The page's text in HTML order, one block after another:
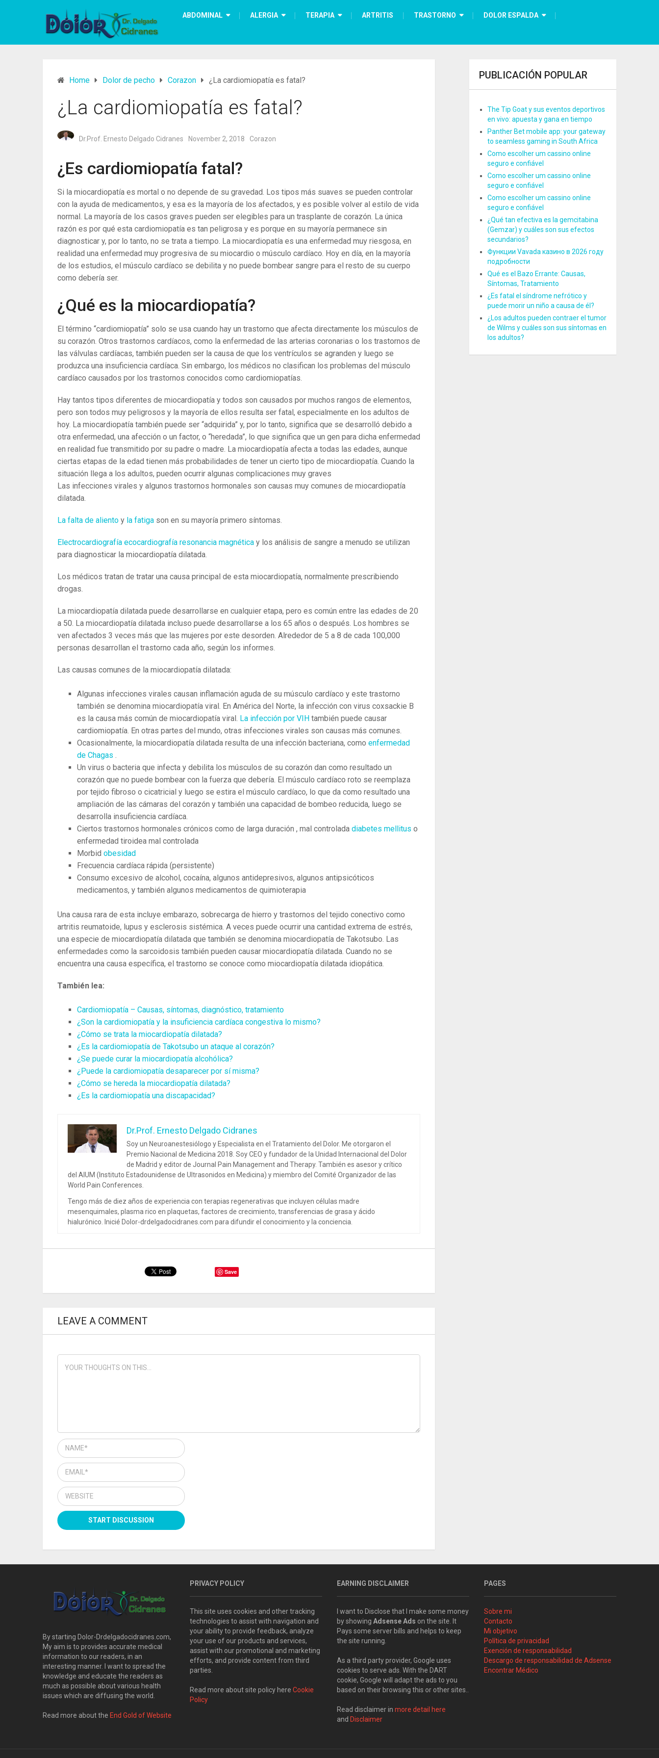
ABDOMINAL ALERGIA TERAPIA ARTRITIS TRASTORNO DOLOR ESPALDA
Home Dolor de pecho Corazon ¿La cardiomiopatía es fatal?
¿La cardiomiopatía es fatal?
Dr.Prof. Ernesto Delgado Cidranes November 2, 2018 Corazon
¿Es cardiomiopatía fatal?
Si la miocardiopatía es mortal o no depende de su gravedad. Los tipos más suaves se pueden controlar
con la ayuda de medicamentos, y esa es la mayoría de los afectados, y es posible volver al estilo de vida
normal. La mayoría de los casos graves pueden ser elegibles para un trasplante de corazón. La única
razón es por qué esta cardiomiopatía es tan peligrosa y es porque en su mayoría permanece sin
diagnosticar y, por lo tanto, no se trata a tiempo. La miocardiopatía es una enfermedad muy riesgosa, en
realidad una enfermedad muy progresiva de su miocardio o músculo cardíaco. Hoy en día, en la mayoría
de los estudios, el músculo cardíaco se debilita y no puede bombear sangre para el resto de su cuerpo
como debería ser.
¿Qué es la miocardiopatía?
El término “cardiomiopatía” solo se usa cuando hay un trastorno que afecta directamente los músculos de
su corazón. Otros trastornos cardíacos, como la enfermedad de las arterias coronarias o los trastornos de
las válvulas cardíacas, también pueden ser la causa de que los ventrículos se agranden y luego se
produzca una insuficiencia cardíaca. Sin embargo, los médicos no clasifican los problemas del músculo
cardíaco causados ​​por los trastornos conocidos como cardiomiopatías.
Hay tantos tipos diferentes de miocardiopatía y todos son causados ​​por muchos rangos de elementos,
pero son todos muy peligrosos y la mayoría de ellos resulta ser fatal, especialmente en los adultos de
hoy. La miocardiopatía también puede ser “adquirida” y, por lo tanto, significa que se desarrolló debido a
otra enfermedad, una afección o un factor, o “heredada”, lo que significa que un gen para dicha enfermedad
en realidad fue transmitido por su padre o madre. La miocardiopatía afecta a todas las edades, aunque
ciertas etapas de la edad tienen más probabilidades de tener un cierto tipo de miocardiopatía. Cuando la
situación llega a los adultos, pueden ocurrir algunas complicaciones muy graves
Las infecciones virales y algunos trastornos hormonales son causas muy comunes de miocardiopatía
dilatada.
La falta de aliento y la fatiga son ​​en su mayoría primero síntomas.
Electrocardiografía ecocardiografía resonancia magnética y los análisis de sangre a menudo se utilizan
para diagnosticar la miocardiopatía dilatada.
Los médicos tratan de tratar una causa principal de esta miocardiopatía, normalmente prescribiendo
drogas.
La miocardiopatía dilatada puede desarrollarse en cualquier etapa, pero es común entre las edades de 20
a 50. La miocardiopatía dilatada incluso puede desarrollarse a los 65 años o después. Los hombres se
ven afectados 3 veces más que las mujeres por este desorden. Alrededor de 5 a 8 de cada 100,000
personas desarrollan el trastorno cada año, según los informes.
Las causas comunes de la miocardiopatía dilatada:
Algunas infecciones virales causan inflamación aguda de su músculo cardíaco y este trastorno
también se denomina miocardiopatía viral. En América del Norte, la infección con virus coxsackie B
es la causa más común de miocardiopatía viral. La infección por VIH también puede causar
cardiomiopatía. En otras partes del mundo, otras infecciones virales son causas más comunes.
Ocasionalmente, la miocardiopatía dilatada resulta de una infección bacteriana, como enfermedad
de Chagas .
Un virus o bacteria que infecta y debilita los músculos de su corazón dan como resultado un
corazón que no puede bombear con la fuerza que debería. El músculo cardíaco roto se reemplaza
por tejido fibroso o cicatricial y luego se estira el músculo cardíaco, lo que da como resultado una
ampliación de las cámaras del corazón y también una capacidad de bombeo reducida, luego se
desarrolla insuficiencia cardíaca.
Ciertos trastornos hormonales crónicos como de larga duración , mal controlada diabetes mellitus o
enfermedad tiroidea mal controlada
Morbid obesidad
Frecuencia cardíaca rápida (persistente)
Consumo excesivo de alcohol, cocaína, algunos antidepresivos, algunos antipsicóticos
medicamentos, y también algunos medicamentos de quimioterapia
Una causa rara de esta incluye embarazo, sobrecarga de hierro y trastornos del tejido conectivo como
artritis reumatoide, lupus y esclerosis sistémica. A veces puede ocurrir una cantidad extrema de estrés,
una especie de miocardiopatía dilatada que también se denomina miocardiopatía de Takotsubo. Las
enfermedades como la sarcoidosis también pueden causar miocardiopatía dilatada. Cuando no se
encuentra una causa específica, el trastorno se conoce como miocardiopatía dilatada idiopática.
También lea:
Cardiomiopatía – Causas, síntomas, diagnóstico, tratamiento
¿Son la cardiomiopatía y la insuficiencia cardíaca congestiva lo mismo?
¿Cómo se trata la miocardiopatía dilatada?
¿Es la cardiomiopatía de Takotsubo un ataque al corazón?
¿Se puede curar la miocardiopatía alcohólica?
¿Puede la cardiomiopatía desaparecer por sí misma?
¿Cómo se hereda la miocardiopatía dilatada?
¿Es la cardiomiopatía una discapacidad?
Dr.Prof. Ernesto Delgado Cidranes
Soy un Neuroanestesiólogo y Especialista en el Tratamiento del Dolor. Me otorgaron el
Premio Nacional de Medicina 2018. Soy CEO y fundador de la Unidad Internacional del Dolor
de Madrid y editor de Journal Pain Management and Therapy. También es asesor y crítico
del AIUM (Instituto Estadounidense de Ultrasonidos en Medicina) y miembro del Comité Organizador de las
World Pain Conferences.
Tengo más de diez años de experiencia con terapias regenerativas que incluyen células madre
mesenquimales, plasma rico en plaquetas, factores de crecimiento, transferencias de grasa y ácido
hialurónico. Inicié Dolor-drdelgadocidranes.com para difundir el conocimiento y la conciencia.
Save
LEAVE A COMMENT
PUBLICACIÓN POPULAR
The Tip Goat y sus eventos deportivos
en vivo: apuesta y gana en tiempo
Panther Bet mobile app: your gateway
to seamless gaming in South Africa
Como escolher um cassino online
seguro e confiável
Como escolher um cassino online
seguro e confiável
Como escolher um cassino online
seguro e confiável
¿Qué tan efectiva es la gemcitabina
(Gemzar) y cuáles son sus efectos
secundarios?
Функции Vavada казино в 2026 году
подробности
Qué es el Bazo Errante: Causas,
Síntomas, Tratamiento
¿Es fatal el síndrome nefrótico y
puede morir un niño a causa de él?
¿Los adultos pueden contraer el tumor
de Wilms y cuáles son sus síntomas en
los adultos?
By starting Dolor-Drdelgadocidranes.com,
My aim is to provides accurate medical
information to our readers, in an
interesting manner. I want to spread the
knowledge and educate the readers as
much as possible about various health
issues which are diffusing the world.
Read more about the End Gold of Website
PRIVACY POLICY
This site uses cookies and other tracking
technologies to assist with navigation and
your ability to provide feedback, analyze
your use of our products and services,
assist with our promotional and marketing
efforts, and provide content from third
parties.
Read more about site policy here Cookie
Policy
EARNING DISCLAIMER
I want to Disclose that I make some money
by showing Adsense Ads on the site. It
Pays some server bills and helps to keep
the site running.
As a third party provider, Google uses
cookies to serve ads. With the DART
cookie, Google will adapt the ads to you
based on their browsing this or other sites..
Read disclaimer in more detail here
and Disclaimer
PAGES
Sobre mi
Contacto
Mi objetivo
Política de privacidad
Exención de responsabilidad
Descargo de responsabilidad de Adsense
Encontrar Médico